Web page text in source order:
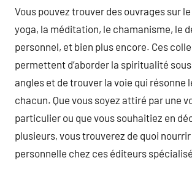
Vous pouvez trouver des ouvrages sur
yoga, la méditation, le chamanisme, le
personnel, et bien plus encore. Ces
permettent d’aborder la spiritualité
angles et de trouver la voie qui résonne
chacun. Que vous soyez attiré par une
particulier ou que vous souhaitiez en
plusieurs, vous trouverez de quoi
personnelle chez ces éditeurs